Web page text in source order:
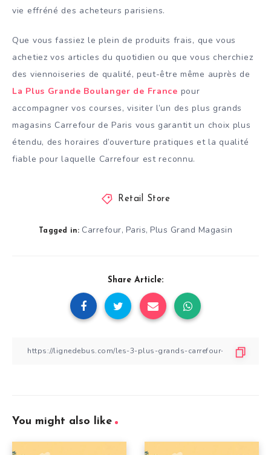
vie effréné des acheteurs parisiens.
Que vous fassiez le plein de produits frais, que vous
achetiez vos articles du quotidien ou que vous cherchiez
des viennoiseries de qualité, peut-être même auprès de
La Plus Grande Boulanger de France pour
accompagner vos courses, visiter l’un des plus grands
magasins Carrefour de Paris vous garantit un choix plus
étendu, des horaires d’ouverture pratiques et la qualité
fiable pour laquelle Carrefour est reconnu.
Retail Store
Tagged in: Carrefour, Paris, Plus Grand Magasin
Share Article:
You might also like